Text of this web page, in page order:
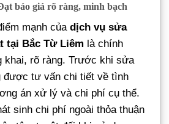
báo giá rõ ràng, minh bạch
mạnh của dịch vụ sửa
tại Bắc Từ Liêm là chính
khai, rõ ràng. Trước khi sửa
được tư vấn chi tiết về tình
án xử lý và chi phí cụ thể.
sinh chi phí ngoài thỏa thuận